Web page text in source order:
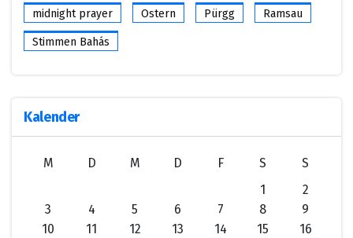
midnight prayer Ostern Pürgg Ramsau
Stimmen Bahás
Kalender
M D M D F S
S
1
2
3
4 5 6 7 8
9
10
11 12 13 14 15
16